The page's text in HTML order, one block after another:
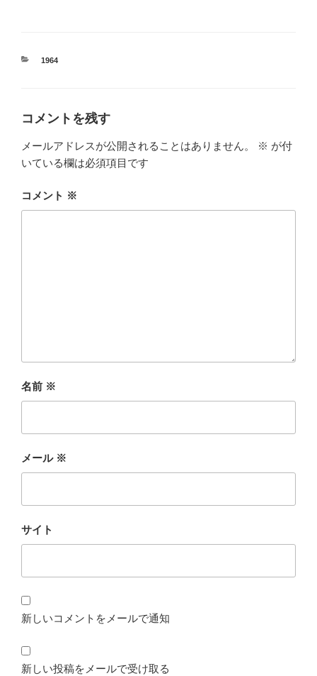
カ
1964
コメントを残す
メールアドレスが公開されることはありません。 ※ が付
いている欄は必須項目です
コメント ※
名前 ※
メール ※
サイト
新しいコメントをメールで通知
新しい投稿をメールで受け取る